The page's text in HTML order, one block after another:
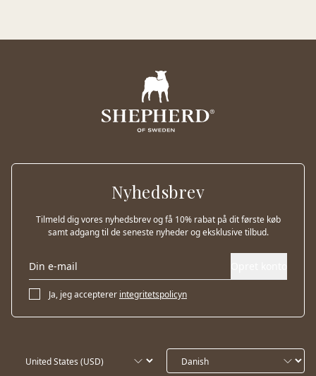
Nyhedsbrev
Tilmeld dig vores nyhedsbrev og få 10% rabat på dit første køb
samt adgang til de seneste nyheder og eksklusive tilbud.
Ja, jeg accepterer integritetspolicyn